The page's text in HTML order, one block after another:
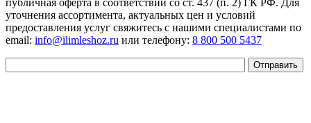
публичная оферта в соответствии со ст. 437 (п. 2) ГК РФ. Для
уточнения ассортимента, актуальных цен и условий
предоставления услуг свяжитесь с нашими специалистами по
email: info@ilimleshoz.ru или телефону: 8 800 500 5437